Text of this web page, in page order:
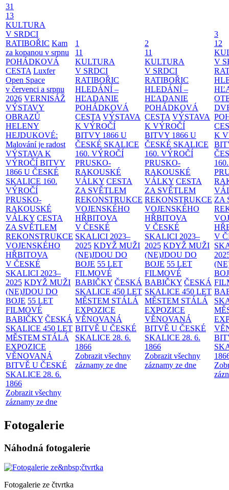
31
13
KULTURA
V SRDCI
RATIBOŘIC Kam
za kopanou v srpnu
POHÁDKOVÁ
CESTA Luxfer
Open Space
v červenci a srpnu
2026 VERNISÁŽ
VÝSTAVY
OBRAZŮ
HELENY
HEJDUKOVÉ:
Malování je radost
VÝSTAVA K
VÝROČÍ BITVY
1866 U ČESKÉ
SKALICE 160.
VÝROČÍ
PRUSKO-
RAKOUSKÉ
VÁLKY CESTA
ZA SVĚTLEM
REKONSTRUKCE
VOJENSKÉHO
HŘBITOVA
V ČESKÉ
SKALICI 2023–
2025 KDYŽ MUŽI
(NE)JDOU DO
BOJE 55 LET
FILMOVÉ
BABIČKY ČESKÁ
SKALICE 450 LET
MĚSTEM STÁLÁ
EXPOZICE
VĚNOVANÁ
BITVĚ U ČESKÉ
SKALICE 28. 6.
1866
Zobrazit všechny
záznamy ze dne
1
11
KULTURA
V SRDCI
RATIBOŘIC
HLEDÁNÍ –
HĽADANIE
POHÁDKOVÁ
CESTA VÝSTAVA
K VÝROČÍ
BITVY 1866 U
ČESKÉ SKALICE
160. VÝROČÍ
PRUSKO-
RAKOUSKÉ
VÁLKY CESTA
ZA SVĚTLEM
REKONSTRUKCE
VOJENSKÉHO
HŘBITOVA
V ČESKÉ
SKALICI 2023–
2025 KDYŽ MUŽI
(NE)JDOU DO
BOJE 55 LET
FILMOVÉ
BABIČKY ČESKÁ
SKALICE 450 LET
MĚSTEM STÁLÁ
EXPOZICE
VĚNOVANÁ
BITVĚ U ČESKÉ
SKALICE 28. 6.
1866
Zobrazit všechny
záznamy ze dne
2
11
KULTURA
V SRDCI
RATIBOŘIC
HLEDÁNÍ –
HĽADANIE
POHÁDKOVÁ
CESTA VÝSTAVA
K VÝROČÍ
BITVY 1866 U
ČESKÉ SKALICE
160. VÝROČÍ
PRUSKO-
RAKOUSKÉ
VÁLKY CESTA
ZA SVĚTLEM
REKONSTRUKCE
VOJENSKÉHO
HŘBITOVA
V ČESKÉ
SKALICI 2023–
2025 KDYŽ MUŽI
(NE)JDOU DO
BOJE 55 LET
FILMOVÉ
BABIČKY ČESKÁ
SKALICE 450 LET
MĚSTEM STÁLÁ
EXPOZICE
VĚNOVANÁ
BITVĚ U ČESKÉ
SKALICE 28. 6.
1866
Zobrazit všechny
záznamy ze dne
3
12
V
K
ZA
V
Fotogalerie
Náhodná fotogalerie
Fotogalerie ze čtvrtka